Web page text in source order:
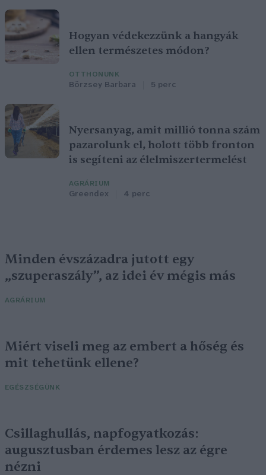
Hogyan védekezzünk a hangyák
ellen természetes módon?
OTTHONUNK
Börzsey Barbara 5 perc
Nyersanyag, amit millió tonna szám
pazarolunk el, holott több fronton
is segíteni az élelmiszertermelést
AGRÁRIUM
Greendex 4 perc
Minden évszázadra jutott egy
„szuperaszály”, az idei év mégis más
AGRÁRIUM
Miért viseli meg az embert a hőség és
mit tehetünk ellene?
EGÉSZSÉGÜNK
Csillaghullás, napfogyatkozás:
augusztusban érdemes lesz az égre
nézni